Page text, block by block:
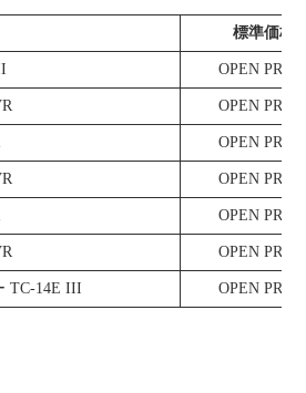
標準価格
OPEN
OPEN
OPEN
OPEN
OPEN
OPEN
TC-14E III OPEN